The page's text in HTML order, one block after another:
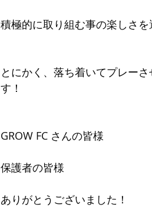
積極的に取り組む事の楽しさ
とにかく、落ち着いてプレー
す！
GROW FC さんの皆様
保護者の皆様
ありがとうございました！